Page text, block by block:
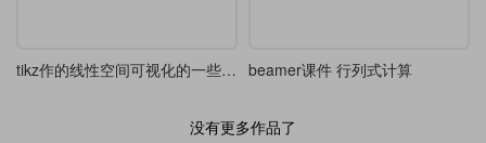
tikz作的线性空间可视化的一些例子 beamer课件 行列式计算
没有更多作品了